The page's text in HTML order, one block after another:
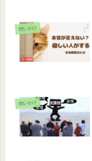
問いかけ
問いかけ